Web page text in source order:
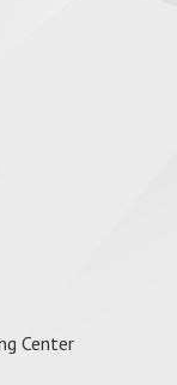
Center